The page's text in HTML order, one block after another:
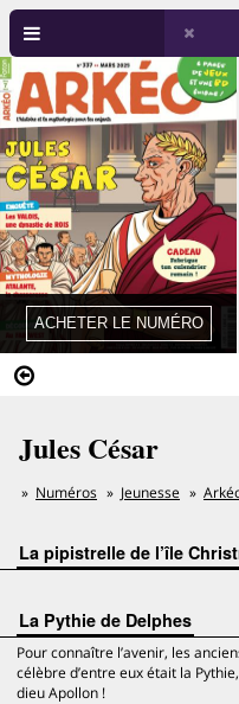
Jules César
Numéros Jeunesse
La pipistrelle de l’île
La Pythie de Delphes
Pour connaître l’avenir, les
célèbre d’entre eux était la
dieu Apollon !